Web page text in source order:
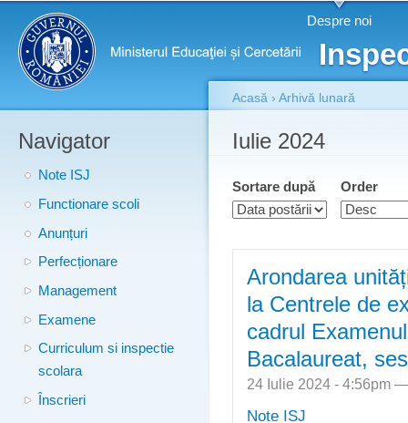
Meniu principal Despre noi
Navigator
Note ISJ
Functionare scoli
Anunțuri
Perfecționare
Management
Examene
Curriculum si inspectie
scolara
Înscrieri
Eşti aici
Acasă › Arhivă lunară
Iulie 2024
Sortare după Order
Arondarea
la Centrele de
cadrul
Bacalaureat,
24 Iulie 2024 - 4:56pm
Note ISJ